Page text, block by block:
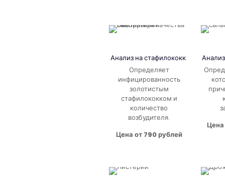
Анализ настафилококк
Определяет
инфицированность
золотистым
стафилококком и
количество
возбудителя.
Цена от 790 рублей
Цена